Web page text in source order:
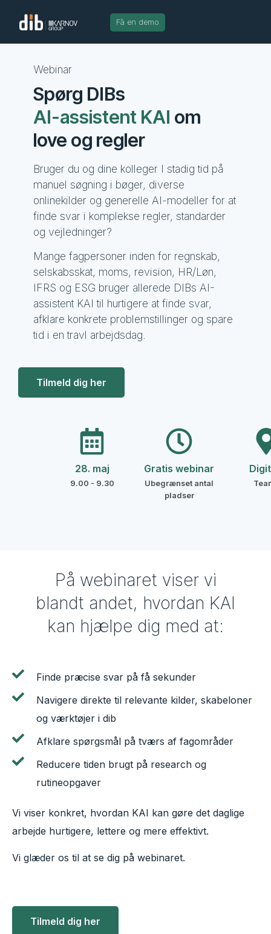
Få en demo
Webinar
Spørg DIBs
AI-assistent KAI om
love og regler
Bruger du og dine kolleger I stadig tid på
manuel søgning i bøger, diverse
onlinekilder og generelle AI-modeller for at
finde svar i komplekse regler, standarder
og vejledninger?
Mange fagpersoner inden for regnskab,
selskabsskat, moms, revision, HR/Løn,
IFRS og ESG bruger allerede DIBs AI-
assistent KAI til hurtigere at finde svar,
afklare konkrete problemstillinger og spare
tid i en travl arbejdsdag.
Tilmeld dig her
28. maj
9.00 - 9.30
Gratis webinar
Ubegrænset antal
pladser
På webinaret viser vi
blandt andet, hvordan KAI
kan hjælpe dig med at:
Finde præcise svar på få sekunder
Navigere direkte til relevante kilder, skabeloner
og værktøjer i dib
Afklare spørgsmål på tværs af fagområder
Reducere tiden brugt på research og
rutineopgaver
Vi viser konkret, hvordan KAI kan gøre det daglige
arbejde hurtigere, lettere og mere effektivt.
Vi glæder os til at se dig på webinaret.
Tilmeld dig her